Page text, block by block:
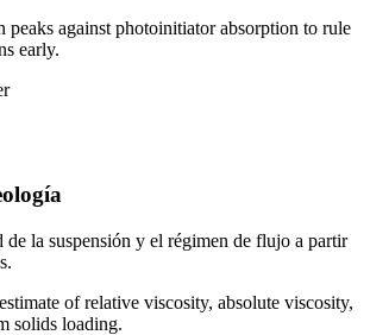
peaks against photoinitiator absorption to rule
early.
de la suspensión y el régimen de flujo a partir
of relative viscosity, absolute viscosity,
solids loading.